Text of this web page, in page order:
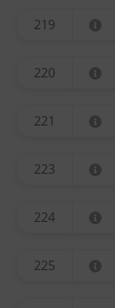
219
220
221
223
224
225